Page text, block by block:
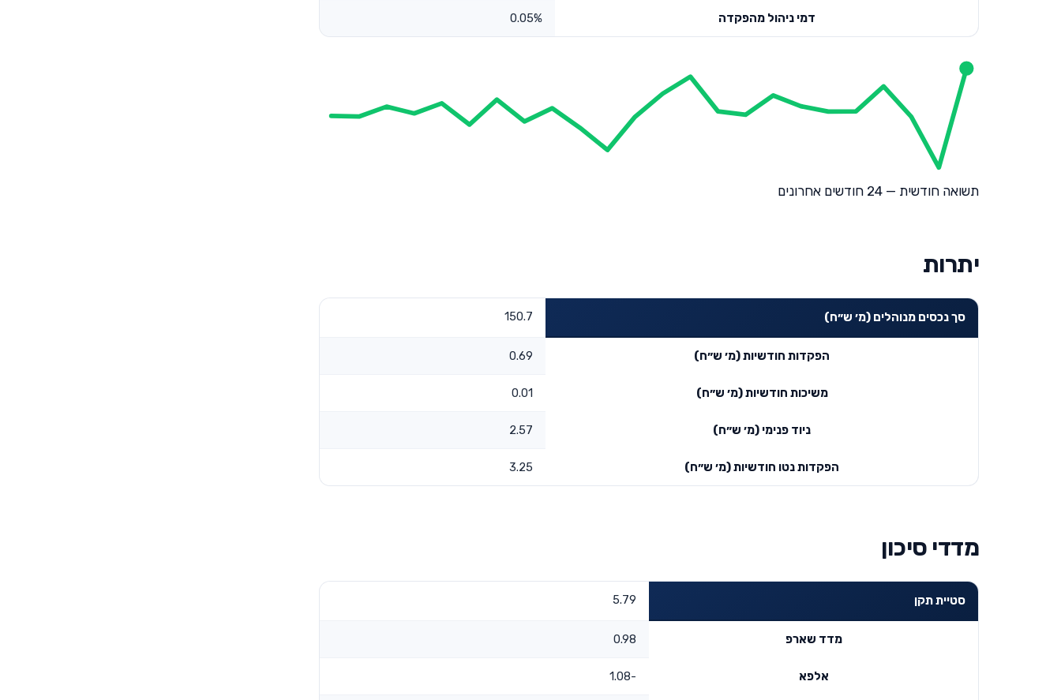
דמי ניהול מהפקדה 0.05%
תשואה חודשית — 24 חודשים אחרונים
יתרות
סך נכסים מנוהלים (מ׳ ש״ח) 150.7
הפקדות חודשיות (מ׳ ש״ח) 0.69
משיכות חודשיות (מ׳ ש״ח) 0.01
ניוד פנימי (מ׳ ש״ח) 2.57
הפקדות נטו חודשיות (מ׳ ש״ח) 3.25
מדדי סיכון
סטיית תקן 5.79
מדד שארפ 0.98
אלפא -1.08